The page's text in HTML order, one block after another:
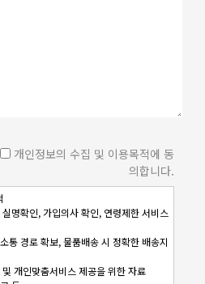
개인정보의 수집 및 이용목적에 동
의합니다.